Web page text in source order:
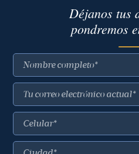
Déjanos tus
pondremos